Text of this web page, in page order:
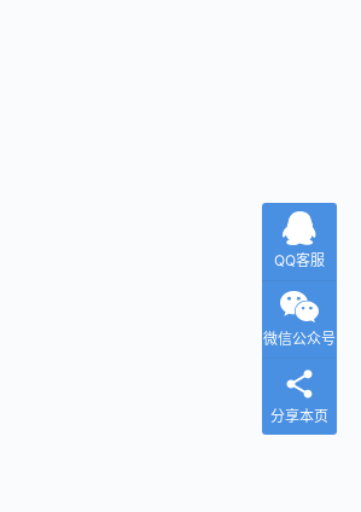
QQ客服
微信公众号
分享本页